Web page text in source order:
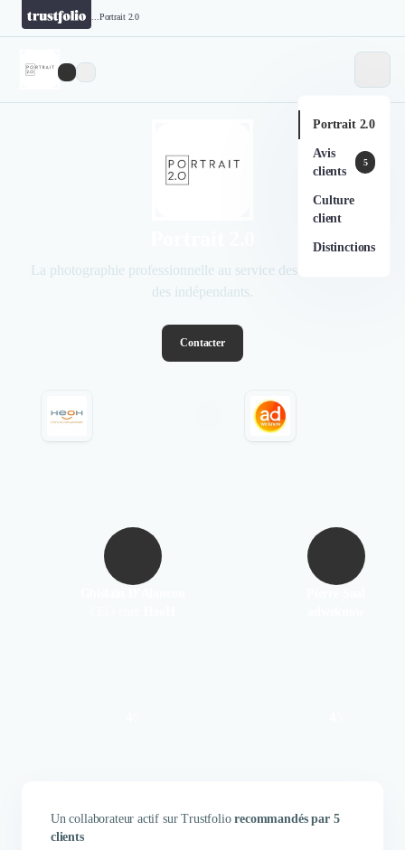
Portrait 2.0
Portrait 2.0
Avis
clients
5
Culture
client
Distinctions
La photographie professionnelle au service des entreprises et
des indépendants.
Contacter
Un collaborateur actif sur Trustfoliorecommandés par 5
clients